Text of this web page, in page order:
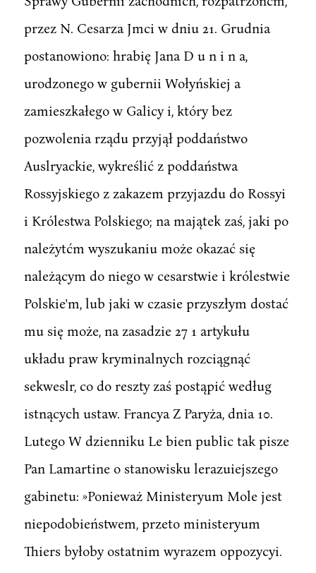
przez N. Cesarza Jmci w dniu 21. Grudnia
postanowiono: hrabię Jana D u n i n a,
urodzonego w gubernii Wołyńskiej a
zamieszkałego w Galicy i, który bez
pozwolenia rządu przyjął poddaństwo
Auslryackie, wykreślić z poddaństwa
Rossyjskiego z zakazem przyjazdu do Rossyi
i Królestwa Polskiego; na majątek zaś, jaki po
należytćm wyszukaniu może okazać się
należącym do niego w cesarstwie i królestwie
Polskie'm, lub jaki w czasie przyszłym dostać
mu się może, na zasadzie 27 1 artykułu
układu praw kryminalnych rozciągnąć
sekweslr, co do reszty zaś postąpić według
istnących ustaw. Francya Z Paryża, dnia 10.
Lutego W dzienniku Le bien public tak pisze
Pan Lamartine o stanowisku lerazuiejszego
gabinetu: »Ponieważ Ministeryum Mole jest
niepodobieństwem, przeto ministeryum
Thiers byłoby ostatnim wyrazem oppozycyi.